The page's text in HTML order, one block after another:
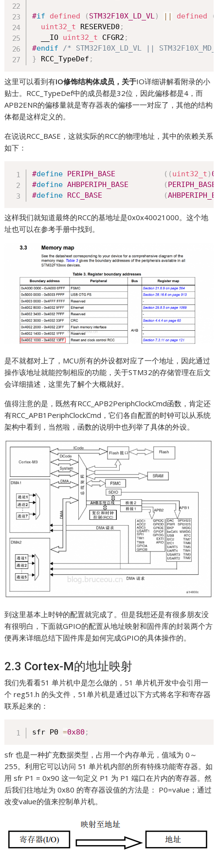
#if defined ( STM32F10X_LD_VL) || defined (
uint32_t RESERVED0 ;
  __IO
uint32_t CFGR2 ;
#endif
/* STM32F10X_LD_VL ||
} RCC_TypeDef ;
这里可以看到有IO修饰结构体成员，关于IO详细讲解看附录的小
贴士。RCC_TypeDef中的成员都是32位，因此偏移都是4，而
APB2ENR的偏移量就是寄存器表的偏移一一对应了，其他的结构
体都是这样定义的。
在说说RCC_BASE，这就实际的RCC的物理地址，其中的依赖关系
如下：
#define PERIPH_BASE ( ( uint32_t )
#define AHBPERIPH_BASE (
#define RCC_BASE (
这样我们就知道最终的RCC的基地址是0x0x40021000。这个地
址也可以在参考手册中找到。
是不就都对上了，MCU所有的外设都对应了一个地址，因此通过
操作该地址就能控制相应的功能，关于STM32的存储管理在后文
会详细描述，这里先了解个大概就好。
值得注意的是，既然有RCC_APB2PeriphClockCmd函数，肯定还
有RCC_APB1PeriphClockCmd，它们各自配置的时钟可以从系统
架构中看到，当然啦，函数的说明中也列举了具体的外设。
到这里基本上时钟的配置就完成了。但是我想还是有很多朋友没
有很明白，下面就GPIO的配置从地址映射和固件库的封装两个方
便再来详细总结下固件库是如何完成GPIO的具体操作的。
2.3 Cortex-M的地址映射
我们先看看51 单片机中是怎么做的，51 单片机开发中会引用一
个 reg51.h 的头文件，51单片机是通过以下方式将名字和寄存器
联系起来的：
sfr P0 =0x80 ;
sfr 也是一种扩充数据类型，占用一个内存单元，值域为 0～
255。利用它可以访问 51 单片机内部的所有特殊功能寄存器。如
用 sfr P1 = 0x90 这一句定义 P1 为 P1 端口在片内的寄存器。然
后我们往地址为 0x80 的寄存器设值的方法是： P0=value；通过
改变value的值来控制单片机。